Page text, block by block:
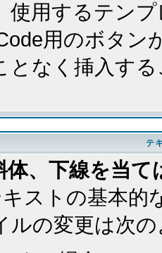
使用するテン
用のボタン
となく挿入す
テ
体、下線を当て
ストの基本
ルの変更は次